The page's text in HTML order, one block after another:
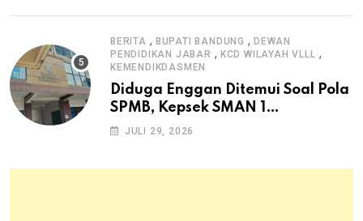
BERITA , BUPATI BANDUNG ,DEWAN
PENDIDIKAN JABAR , KCD WILAYAH VLLL ,
KEMENDIKDASMEN
Diduga Enggan Ditemui Soal Pola
SPMB, Kepsek SMAN 1
Dayeuhkolot Dikeluhkan Orang
JULI 29, 2026